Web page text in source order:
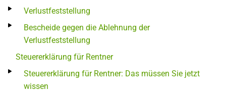
Verlustfeststellung
Bescheide gegen die Ablehnung der
Verlustfeststellung
Steuererklärung für Rentner
Steuererklärung für Rentner: Das müssen Sie jetzt
wissen